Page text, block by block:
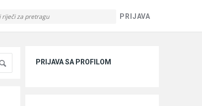
PRIJAVA
PRIJAVA SA PROFILOM